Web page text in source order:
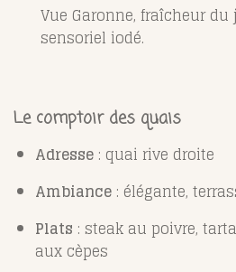
Vue Garonne, fraîcheur
sensoriel iodé.
Le comptoir des quais
Adresse : quai rive droite
Ambiance : élégante,
Plats : steak au poivre,
aux cèpes